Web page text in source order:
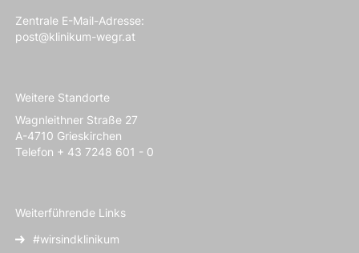
Zentrale E-Mail-Adresse:
post@klinikum-wegr.at
Weitere Standorte
Wagnleithner Straße 27
A-4710 Grieskirchen
Telefon + 43 7248 601 - 0
Weiterführende Links
#wirsindklinikum